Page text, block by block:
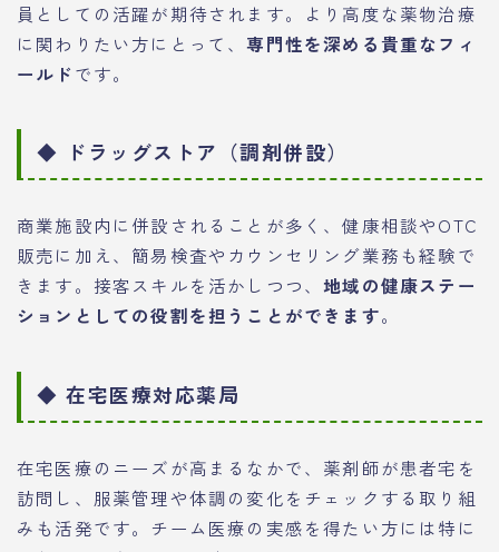
員としての活躍が期待されます。より高度な薬物治療
に関わりたい方にとって、専門性を深める貴重なフィ
ールドです。
◆ ドラッグストア（調剤併設）
商業施設内に併設されることが多く、健康相談やOTC
販売に加え、簡易検査やカウンセリング業務も経験で
きます。接客スキルを活かしつつ、 地域の健康ステー
ションとしての役割を担うことができます。
◆ 在宅医療対応薬局
在宅医療のニーズが高まるなかで、薬剤師が患者宅を
訪問し、服薬管理や体調の変化をチェックする取り組
みも活発です。チーム医療の実感を得たい方には特に